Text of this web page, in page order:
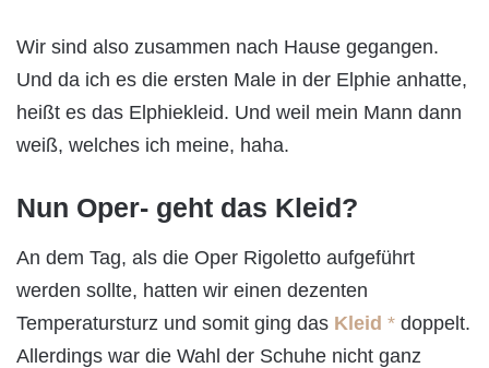
Wir sind also zusammen nach Hause gegangen.
Und da ich es die ersten Male in der Elphie anhatte,
heißt es das Elphiekleid. Und weil mein Mann dann
weiß, welches ich meine, haha.
Nun Oper- geht das Kleid?
An dem Tag, als die Oper Rigoletto aufgeführt
werden sollte, hatten wir einen dezenten
Temperatursturz und somit ging das Kleid * doppelt.
Allerdings war die Wahl der Schuhe nicht ganz